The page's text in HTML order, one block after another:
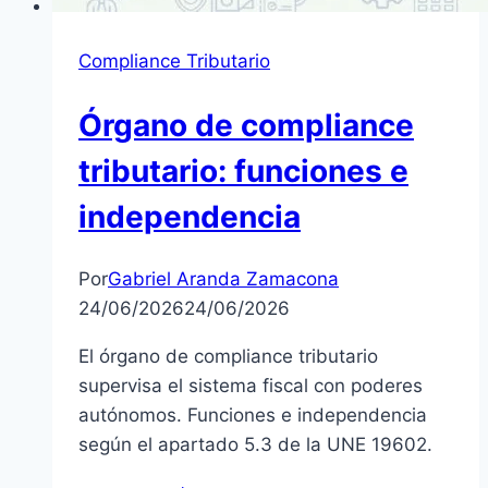
Compliance Tributario
Órgano de compliance
tributario: funciones e
independencia
PorGabriel Aranda Zamacona
24/06/202624/06/2026
El órgano de compliance tributario
supervisa el sistema fiscal con poderes
autónomos. Funciones e independencia
según el apartado 5.3 de la UNE 19602.